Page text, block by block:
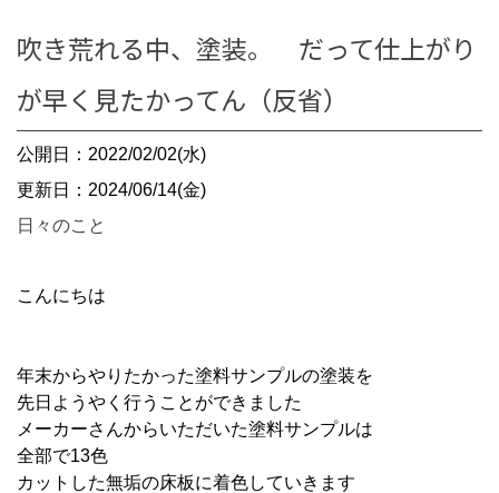
吹き荒れる中、塗装。 だって仕上がり
が早く見たかってん（反省）
公開日：2022/02/02(水)
更新日：2024/06/14(金)
日々のこと
こんにちは
年末からやりたかった塗料サンプルの塗装を
先日ようやく行うことができました
メーカーさんからいただいた塗料サンプルは
全部で13色
カットした無垢の床板に着色していきます